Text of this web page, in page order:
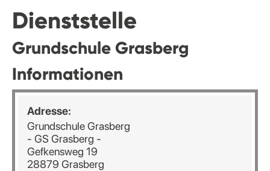
Dienststelle
Grundschule Grasberg
Informationen
Adresse:
Grundschule Grasberg
- GS Grasberg -
Gefkensweg 19
28879 Grasberg